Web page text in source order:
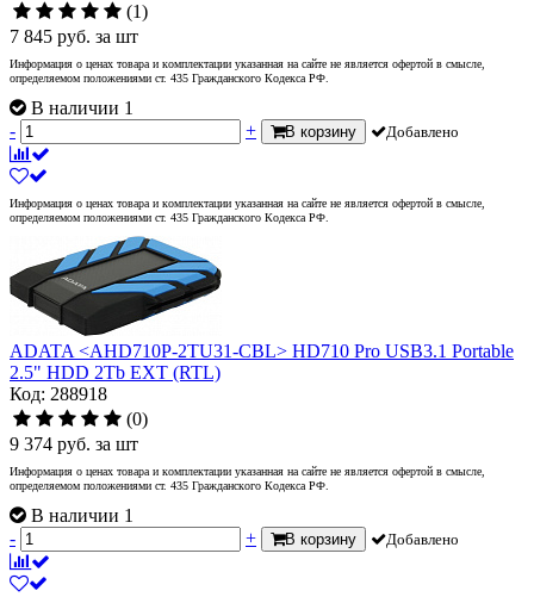
(1)
7 845 руб. за шт
Информация о ценах товара и комплектации указанная на сайте не является офертой в смысле,
определяемом положениями ст. 435 Гражданского Кодекса РФ.
В наличии 1
-
+ В корзину Добавлено
Информация о ценах товара и комплектации указанная на сайте не является офертой в смысле,
определяемом положениями ст. 435 Гражданского Кодекса РФ.
ADATA <AHD710P-2TU31-CBL> HD710 Pro USB3.1 Portable
2.5" HDD 2Tb EXT (RTL)
Код: 288918
(0)
9 374 руб. за шт
Информация о ценах товара и комплектации указанная на сайте не является офертой в смысле,
определяемом положениями ст. 435 Гражданского Кодекса РФ.
В наличии 1
-
+ В корзину Добавлено